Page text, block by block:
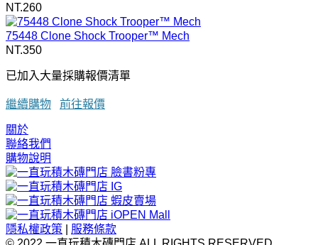
NT.260
75448 Clone Shock Trooper™ Mech
NT.350
已加入大量採購報價清單
繼續購物 前往報價
關於
聯絡我們
購物說明
隱私權政策
服務條款